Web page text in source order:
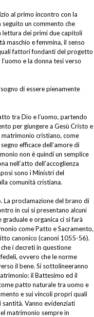
al primo incontro con la
un commento che
lettura dei primi due capitoli
maschio e femmina, il senso
fattori fondanti del progetto
e la donna tesi verso
di essere pienamente
tra Dio e l’uomo, partendo
per giungere a Gesù Cristo e
matrimonio cristiano, come
efficace dell’amore di
non è quindi un semplice
nell’atto dell’accoglienza
sono i Ministri del
comunità cristiana.
proclamazione del brano di
in cui si presentano alcuni
e organica ci si farà
come Patto e Sacramento,
canonico (canoni 1055-56).
i decreti in questione
ovvero che le norme
il bene. Si sottolineeranno
il Battesimo ed il
patto naturale tra uomo e
e sui vincoli propri quali
santità. Vanno evidenziati
matrimonio sempre in